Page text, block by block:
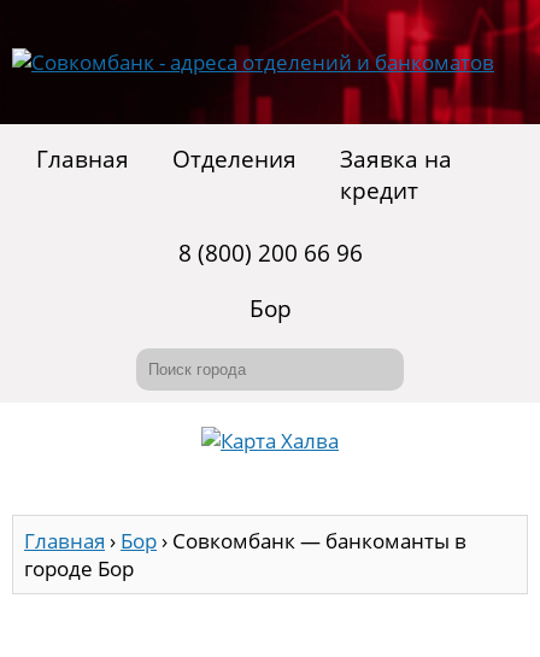
Главная Отделения
Заявка на
кредит
8 (800) 200 66 96
Бор
Главная › Бор› Совкомбанк — банкоманты в
городе Бор